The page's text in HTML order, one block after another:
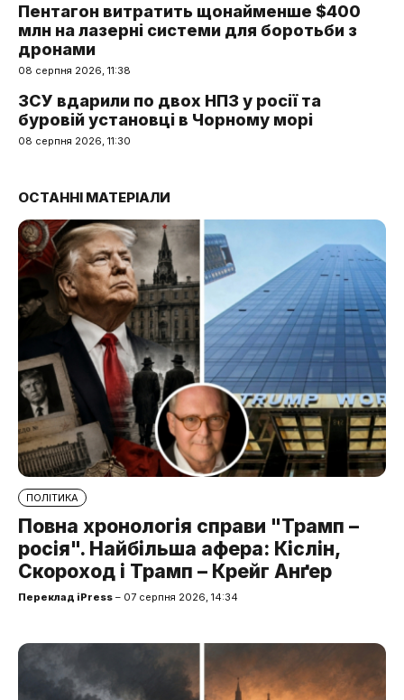
Пентагон витратить щонайменше $400
млн на лазерні системи для боротьби з
дронами
08 серпня 2026, 11:38
ЗСУ вдарили по двох НПЗ у росії та
буровій установці в Чорному морі
08 серпня 2026, 11:30
ОСТАННІ МАТЕРІАЛИ
ПОЛІТИКА
Повна хронологія справи "Трамп –
росія". Найбільша афера: Кіслін,
Скороход і Трамп – Крейг Анґер
Переклад iPress – 07 серпня 2026, 14:34